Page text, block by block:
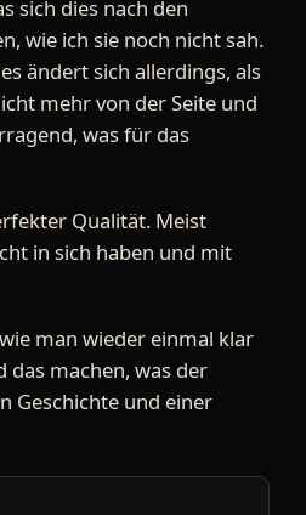
sich dies nach den
wie ich sie noch nicht sah.
ändert sich allerdings, als
mehr von der Seite und
was für das
Qualität. Meist
in sich haben und mit
man wieder einmal klar
das machen, was der
Geschichte und einer